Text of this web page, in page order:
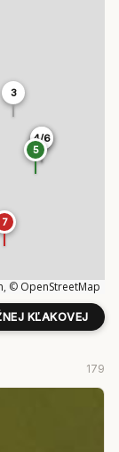
3
4/6
5
4/6
7
, © OpenStreetMap
KĽAKOVEJ
179